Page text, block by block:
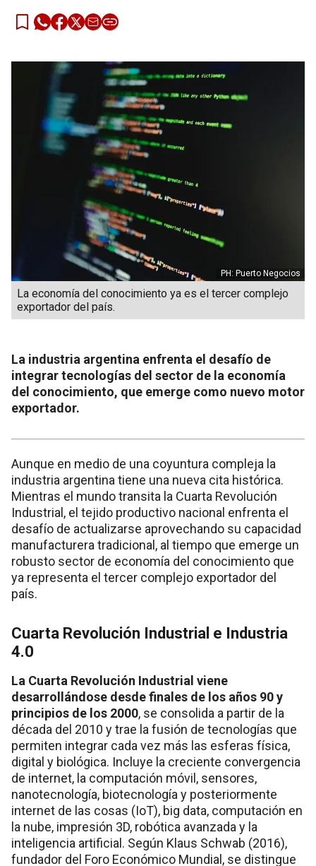
La economía del conocimiento ya es el tercer complejo
exportador del país.
PH: Puerto Negocios
La industria argentina enfrenta el desafío de
integrar tecnologías del sector de la economía
del conocimiento, que emerge como nuevo motor
exportador.
Aunque en medio de una coyuntura compleja la
industria argentina tiene una nueva cita histórica.
Mientras el mundo transita la Cuarta Revolución
Industrial, el tejido productivo nacional enfrenta el
desafío de actualizarse aprovechando su capacidad
manufacturera tradicional, al tiempo que emerge un
robusto sector de economía del conocimiento que
ya representa el tercer complejo exportador del
país.
Cuarta Revolución Industrial e Industria
4.0
La Cuarta Revolución Industrial viene
desarrollándose desde finales de los años 90 y
principios de los 2000, se consolida a partir de la
década del 2010 y trae la fusión de tecnologías que
permiten integrar cada vez más las esferas física,
digital y biológica. Incluye la creciente convergencia
de internet, la computación móvil, sensores,
nanotecnología, biotecnología y posteriormente
internet de las cosas (IoT), big data, computación en
la nube, impresión 3D, robótica avanzada y la
inteligencia artificial. Según Klaus Schwab (2016),
fundador del Foro Económico Mundial, se distingue